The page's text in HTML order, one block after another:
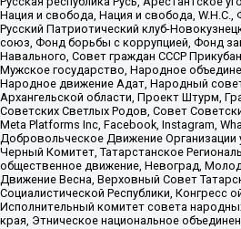
Нация и свобода, Нация и свобода,
Русский Патриотический клуб-
союз, Фонд борьбы с коррупцией, Фонд
Навального, Совет граждан СССР
Мужское государство, Народное
Народное движение Адат, Народный
Архангельской области, Проект Штурм,
Советских Светлых Родов, Совет
Meta Platforms Inc, Facebook, Instagram,
Добровольческое Движение Организации
Черный Комитет, Татарстанское
общественное движение, Невоград,
Движение Весна, Верховный Совет
Социалистической Республики, Конгресс
Исполнительный комитет совета
края, Этническое национальное